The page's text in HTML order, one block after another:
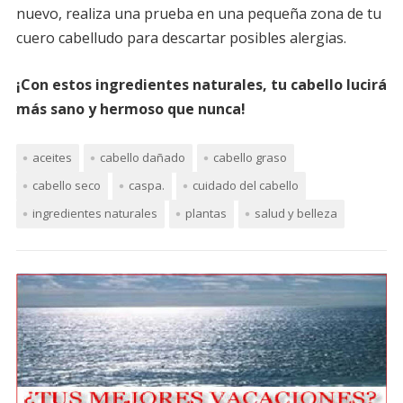
nuevo, realiza una prueba en una pequeña zona de tu
cuero cabelludo para descartar posibles alergias.
¡Con estos ingredientes naturales, tu cabello lucirá
más sano y hermoso que nunca!
aceites cabello dañado
cabello graso
cabello seco
caspa.
cuidado del cabello
ingredientes naturales
plantas salud y belleza